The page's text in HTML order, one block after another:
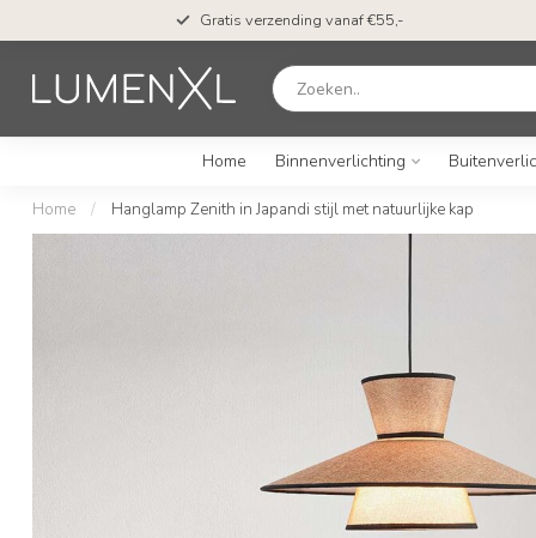
Gratis verzending vanaf €55,-
Home Binnenverlichting
Home / Hanglamp Zenith in Japandi stijl met natuurlijke kap